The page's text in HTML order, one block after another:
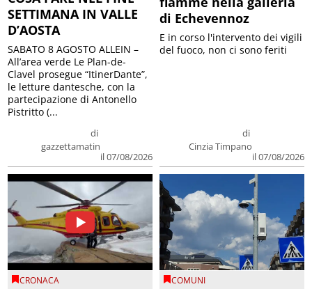
SETTIMANA IN VALLE
D’AOSTA
di
gazzettamatin
il 07/08/2026
SABATO 8 AGOSTO ALLEIN –
All’area verde Le Plan-de-
Clavel prosegue “ItinerDante”,
le letture dantesche, con la
partecipazione di Antonello
Pistritto (...
di Echevennoz
di
Cinzia Timpano
il 07/08/2026
E in corso l'intervento dei vigili
del fuoco, non ci sono feriti
CRONACA COMUNI